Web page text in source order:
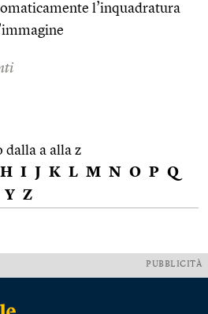
l’inquadratura
a alla z
H I J K L M N O P Q
Y Z
PUBBLICITÀ